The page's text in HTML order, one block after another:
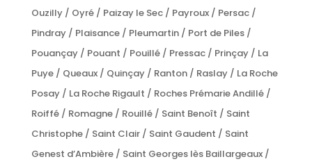
Ouzilly / Oyré / Paizay le Sec / Payroux / Persac /
Pindray / Plaisance / Pleumartin / Port de Piles /
Pouançay / Pouant / Pouillé / Pressac / Prinçay / La
Puye / Queaux / Quinçay / Ranton / Raslay / La Roche
Posay / La Roche Rigault / Roches Prémarie Andillé /
Roiffé / Romagne / Rouillé / Saint Benoît / Saint
Christophe / Saint Clair / Saint Gaudent / Saint
Genest d’Ambière / Saint Georges lès Baillargeaux /